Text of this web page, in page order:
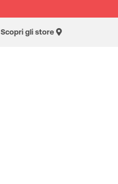
Scopri gli store